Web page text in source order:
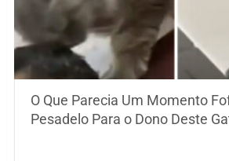
O Que Parecia Um Momento
Pesadelo Para o Dono Deste